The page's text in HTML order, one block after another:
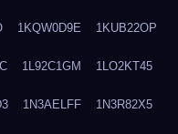
1KQW0D9E 1KUB22OP
1L92C1GM 1LO2KT45
1N3AELFF 1N3R82X5